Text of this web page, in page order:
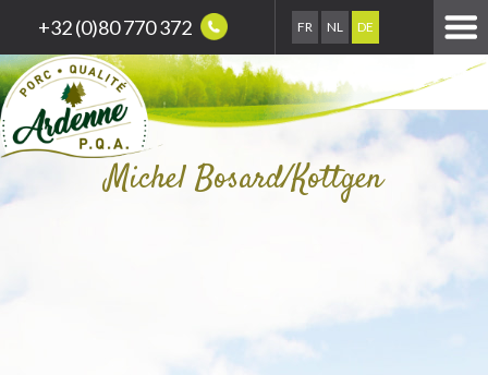
+32 (0)80 770 372 FR NL DE
Michel Bosard/Kottgen